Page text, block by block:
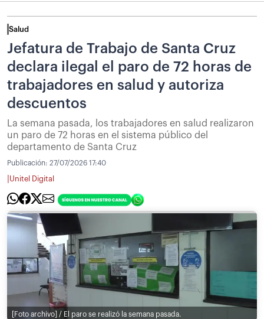
Salud
Jefatura de Trabajo de Santa Cruz
declara ilegal el paro de 72 horas de
trabajadores en salud y autoriza
descuentos
La semana pasada, los trabajadores en salud realizaron
un paro de 72 horas en el sistema público del
departamento de Santa Cruz
Publicación: 27/07/2026 17:40
Unitel Digital
[Foto archivo] / El paro se realizó la semana pasada.